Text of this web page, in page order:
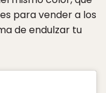
para vender a los
de endulzar tu